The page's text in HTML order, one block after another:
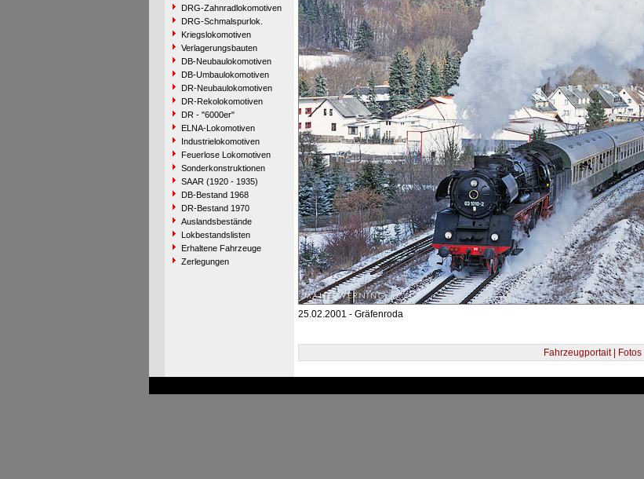
DRG-Zahnradlokomotiven
DRG-Schmalspurlok.
Kriegslokomotiven
Verlagerungsbauten
DB-Neubaulokomotiven
DB-Umbaulokomotiven
DR-Neubaulokomotiven
DR-Rekolokomotiven
DR - "6000er"
ELNA-Lokomotiven
Industrielokomotiven
Feuerlose Lokomotiven
Sonderkonstruktionen
SAAR (1920 - 1935)
DB-Bestand 1968
DR-Bestand 1970
Auslandsbestände
Lokbestandslisten
Erhaltene Fahrzeuge
Zerlegungen
25.02.2001 - Gräfenroda
Fahrzeugportait | Fotos